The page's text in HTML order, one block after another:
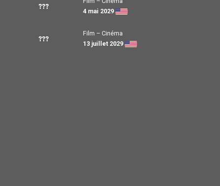
???
4 mai 2029
???
Film – Cinéma
13 juillet 2029